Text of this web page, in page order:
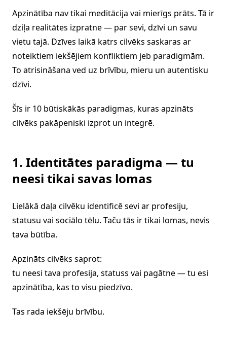
Apzinātība nav tikai meditācija vai mierīgs prāts. Tā ir
dziļa realitātes izpratne — par sevi, dzīvi un savu
vietu tajā. Dzīves laikā katrs cilvēks saskaras ar
noteiktiem iekšējiem konfliktiem jeb paradigmām.
To atrisināšana ved uz brīvību, mieru un autentisku
dzīvi.
Šīs ir 10 būtiskākās paradigmas, kuras apzināts
cilvēks pakāpeniski izprot un integrē.
1. Identitātes paradigma — tu
neesi tikai savas lomas
Lielākā daļa cilvēku identificē sevi ar profesiju,
statusu vai sociālo tēlu. Taču tās ir tikai lomas, nevis
tava būtība.
Apzināts cilvēks saprot:
tu neesi tava profesija, statuss vai pagātne — tu esi
apzinātība, kas to visu piedzīvo.
Tas rada iekšēju brīvību.